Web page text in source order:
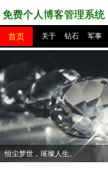
免费个人博客管理系统
首页 关于 钻石 军事
网站模板 源码下载 创业赚钱
恒尘梦世，璀璨人生。